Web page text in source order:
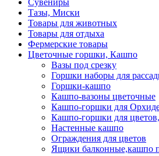
Сувениры
Тазы, Миски
Товары для животных
Товары для отдыха
Фермерские товары
Цветочные горшки, Кашпо
Вазы под срезку
Горшки наборы для
Горшки-кашпо
Кашпо-вазоны цветочные
Кашпо-горшки для
Кашпо-горшки для
Настенные кашпо
Ограждения для цветов
Ящики балконные,кашпо